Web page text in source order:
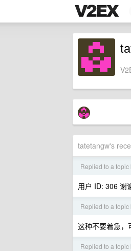
tatetangw's
Replied to a topic
用户 ID: 306 谢
Replied to a topic
这种不要着急，
Replied to a topic